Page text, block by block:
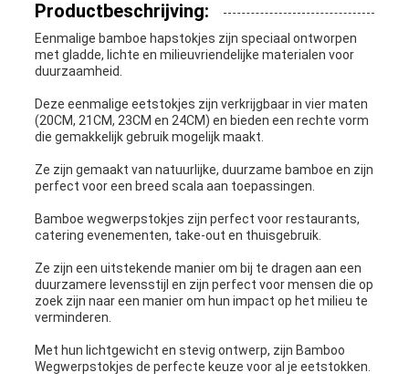
Productbeschrijving:
Eenmalige bamboe hapstokjes zijn speciaal ontworpen
met gladde, lichte en milieuvriendelijke materialen voor
duurzaamheid.
Deze eenmalige eetstokjes zijn verkrijgbaar in vier maten
(20CM, 21CM, 23CM en 24CM) en bieden een rechte vorm
die gemakkelijk gebruik mogelijk maakt.
Ze zijn gemaakt van natuurlijke, duurzame bamboe en zijn
perfect voor een breed scala aan toepassingen.
Bamboe wegwerpstokjes zijn perfect voor restaurants,
catering evenementen, take-out en thuisgebruik.
Ze zijn een uitstekende manier om bij te dragen aan een
duurzamere levensstijl en zijn perfect voor mensen die op
zoek zijn naar een manier om hun impact op het milieu te
verminderen.
Met hun lichtgewicht en stevig ontwerp, zijn Bamboo
Wegwerpstokjes de perfecte keuze voor al je eetstokken.